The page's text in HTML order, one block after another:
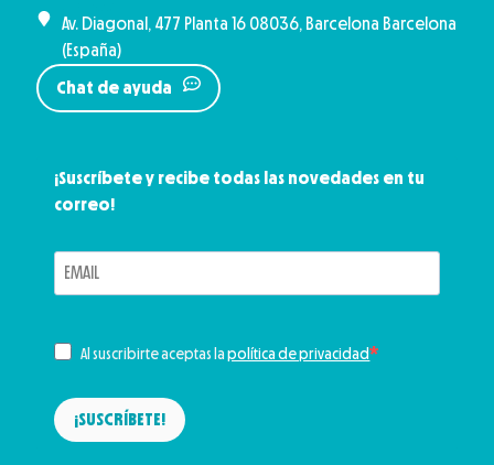
¡Suscríbete y recibe todas las novedades en tu
correo!
Al suscribirte aceptas lapolítica de privacidad
¡SUSCRÍBETE!
Av. Diagonal, 477 Planta 16 08036, Barcelona Barcelona
(España)
Chat de ayuda